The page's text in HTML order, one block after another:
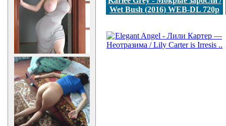
Wet Bush (2016) WEB-DL 720p